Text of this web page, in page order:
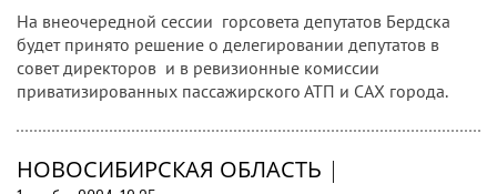
На внеочередной сессии горсовета депутатов Бердска
будет принято решение о делегировании депутатов в
совет директоров и в ревизионные комиссии
приватизированных пассажирского АТП и САХ города.
НОВОСИБИРСКАЯ ОБЛАСТЬ |